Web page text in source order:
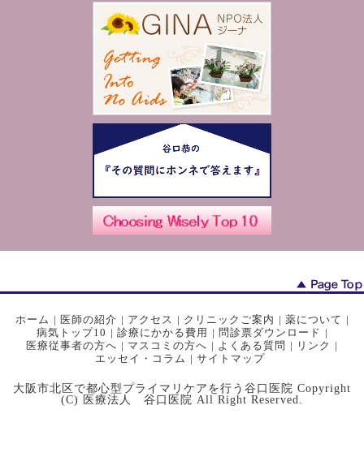
ホーム | 医師の紹介 | アクセス | クリニックご案内 | 薬について |
病気トップ10 | 診療にかかる費用 | 問診票ダウンロード |
医療従事者の方へ | マスコミの方へ | よくある質問 | リンク |
エッセイ・コラム | サイトマップ
大阪市北区で都心型プライマリケアを行う谷口医院 Copyright
(C) 医療法人 谷口医院 All Right Reserved.